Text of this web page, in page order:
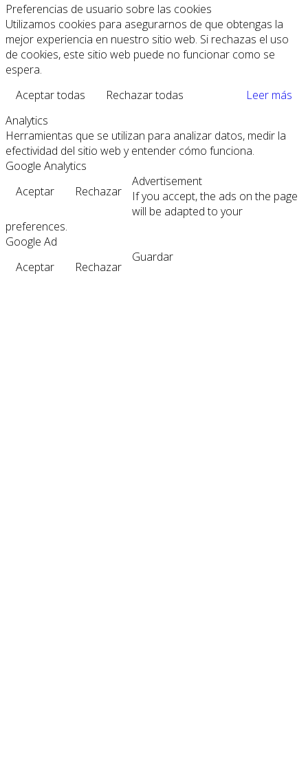
Preferencias de usuario sobre las cookies
Utilizamos cookies para asegurarnos de que obtengas la
mejor experiencia en nuestro sitio web. Si rechazas el uso
de cookies, este sitio web puede no funcionar como se
espera.
Aceptar todas
Rechazar todas
Leer más
Analytics
Herramientas que se utilizan para analizar datos, medir la
efectividad del sitio web y entender cómo funciona.
Google Analytics
Aceptar
Rechazar
Advertisement
If you accept, the ads on the page
will be adapted to your
preferences.
Google Ad
Aceptar
Rechazar
Guardar